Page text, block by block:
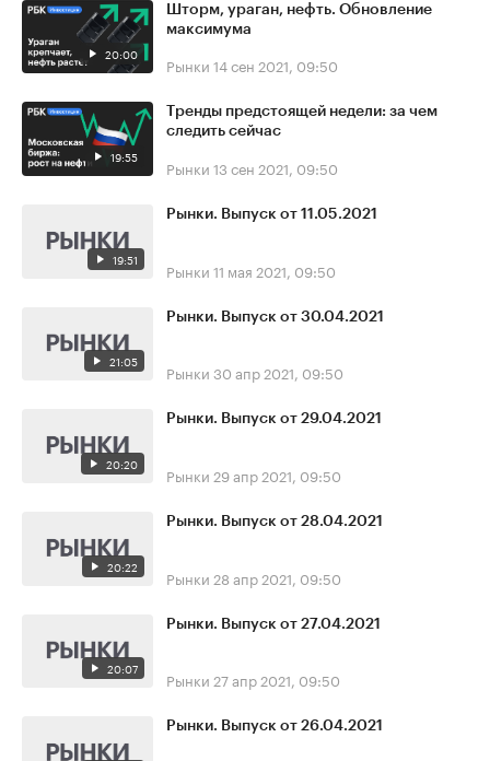
20:00
Шторм, ураган, нефть. Обновление
максимума
Рынки 14 сен 2021, 09:50
19:55
Тренды предстоящей недели: за чем
следить сейчас
Рынки 13 сен 2021, 09:50
19:51
Рынки. Выпуск от 11.05.2021
Рынки 11 мая 2021, 09:50
21:05
Рынки. Выпуск от 30.04.2021
Рынки 30 апр 2021, 09:50
20:20
Рынки. Выпуск от 29.04.2021
Рынки 29 апр 2021, 09:50
20:22
Рынки. Выпуск от 28.04.2021
Рынки 28 апр 2021, 09:50
20:07
Рынки. Выпуск от 27.04.2021
Рынки 27 апр 2021, 09:50
Рынки. Выпуск от 26.04.2021